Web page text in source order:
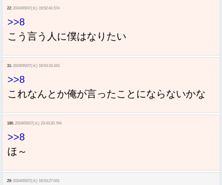
22: 2024/05/07(火) 19:52:41.574
>>8
こう言う人に僕はなりたい
31: 2024/05/07(火) 19:53:33.343
>>8
これなんとか俺が言ったことにならないかな
186: 2024/05/07(火) 23:43:20.764
>>8
ほ～
29: 2024/05/07(火) 19:53:27.041